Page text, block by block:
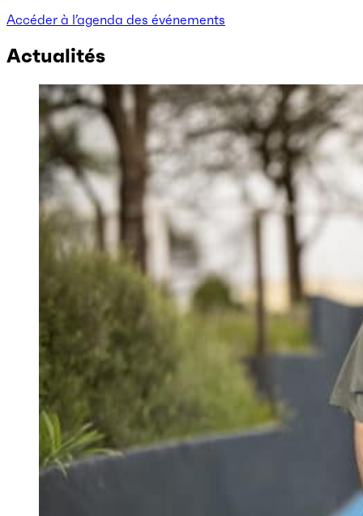
Accéder à l’agenda des événements
Actualités